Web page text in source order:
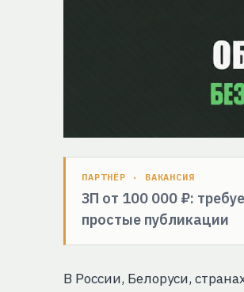
ПАРТНЁР · ВАКАНСИЯ
ЗП от 100 000 ₽:
простые публикации
В России, Белоруси,